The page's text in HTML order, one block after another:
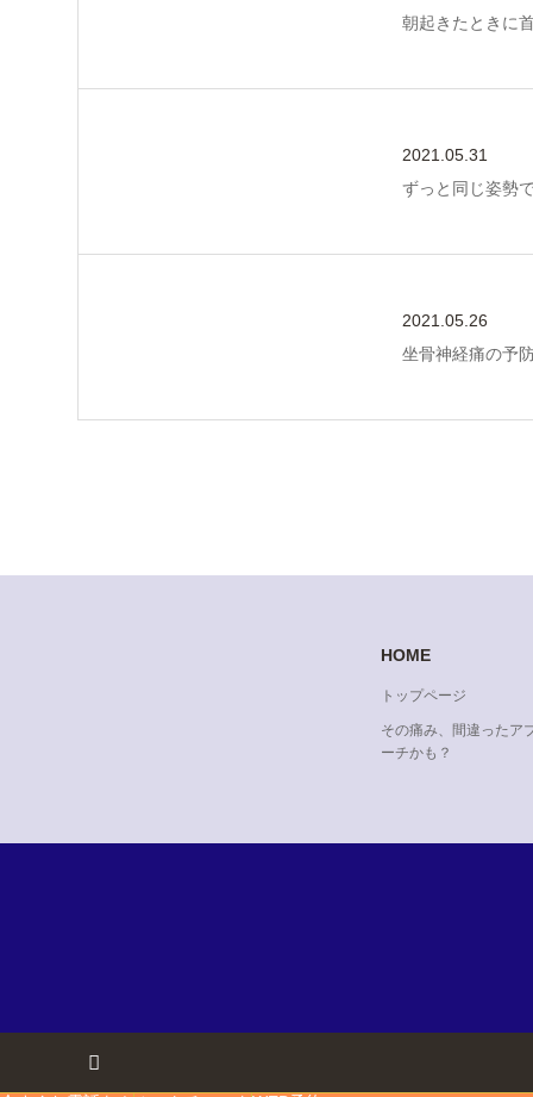
朝起きたときに
2021.05.31
ずっと同じ姿勢
2021.05.26
坐骨神経痛の予
HOME
トップページ
その痛み、間違ったア
ーチかも？